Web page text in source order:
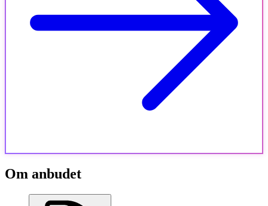
Om anbudet